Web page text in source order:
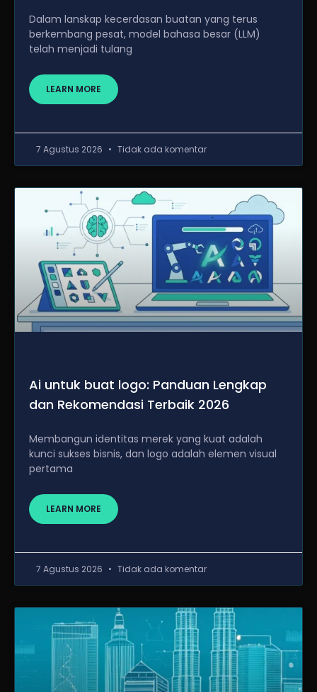
Dalam lanskap kecerdasan buatan yang terus
berkembang pesat, model bahasa besar (LLM)
telah menjadi tulang
LEARN MORE
7 Agustus 2026 Tidak ada komentar
Ai untuk buat logo: Panduan Lengkap
dan Rekomendasi Terbaik 2026
Membangun identitas merek yang kuat adalah
kunci sukses bisnis, dan logo adalah elemen visual
pertama
LEARN MORE
7 Agustus 2026 Tidak ada komentar